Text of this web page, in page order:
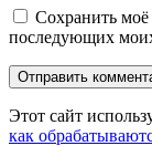
Сохранить моё
последующих
Этот сайт
как